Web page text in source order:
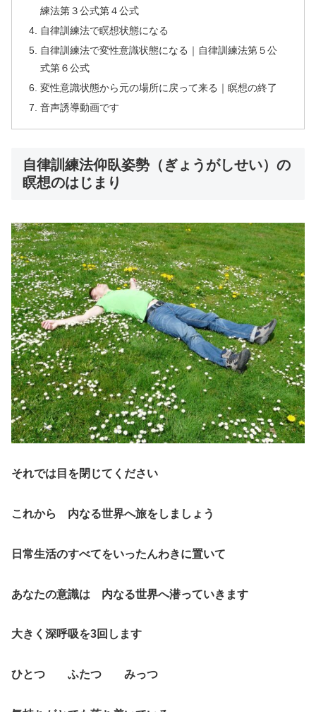
練法第３公式第４公式
自律訓練法で瞑想状態になる
自律訓練法で変性意識状態になる｜自律訓練法第５公
式第６公式
変性意識状態から元の場所に戻って来る｜瞑想の終了
音声誘導動画です
自律訓練法仰臥姿勢（ぎょうがしせい）の
瞑想のはじまり
それでは目を閉じてください
これから 内なる世界へ旅をしましょう
日常生活のすべてをいったんわきに置いて
あなたの意識は 内なる世界へ潜っていきます
大きく深呼吸を3回します
ひとつ ふたつ みっつ